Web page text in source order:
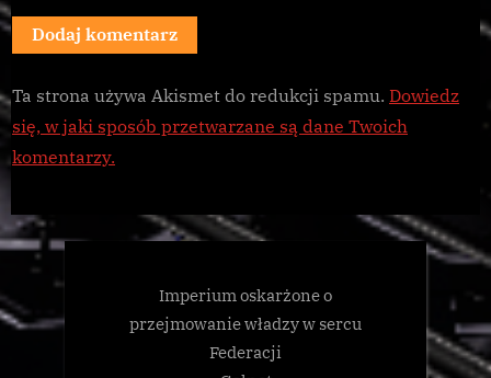
Ta strona używa Akismet do redukcji spamu. Dowiedz
się, w jaki sposób przetwarzane są dane Twoich
komentarzy.
Imperium oskarżone o
przejmowanie władzy w sercu
Federacji